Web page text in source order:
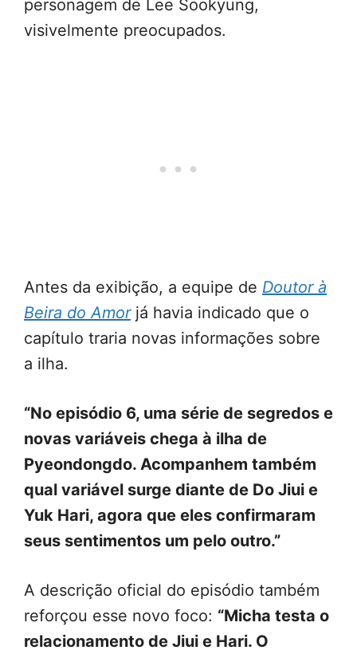
personagem de Lee Sookyung,
visivelmente preocupados.
Antes da exibição, a equipe de Doutor à
Beira do Amorjá havia indicado que o
capítulo traria novas informações sobre
a ilha.
“No episódio 6, uma série de segredos e
novas variáveis chega à ilha de
Pyeondongdo. Acompanhem também
qual variável surge diante de Do Jiui e
Yuk Hari, agora que eles confirmaram
seus sentimentos um pelo outro.”
A descrição oficial do episódio também
reforçou esse novo foco: “Micha testa o
relacionamento de Jiui e Hari. O